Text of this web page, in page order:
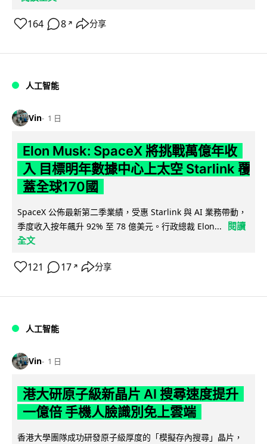
164 8 ↗ 分享
人工智能
Vin 1 日
Elon Musk: SpaceX 將挑戰萬億年收
入 目標明年數據中心上太空 Starlink 覆
蓋全球170國
SpaceX 公佈最新第二季業績，受惠 Starlink 與 AI 業務帶動，
季度收入按年飆升 92% 至 78 億美元。行政總裁 Elon...
閱讀
全文
121 17 ↗ 分享
人工智能
Vin 1 日
港大研原子級新晶片 AI 搜尋速度提升
一億倍 手機人臉識別免上雲端
香港大學團隊成功研發原子級厚度的「模擬存內搜尋」晶片，